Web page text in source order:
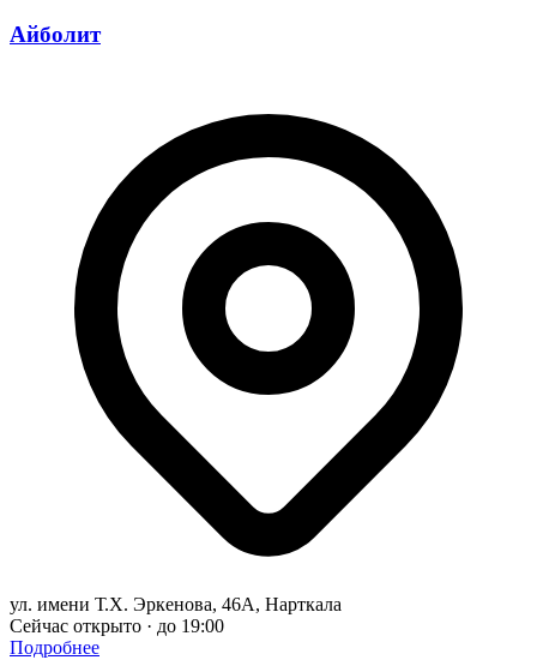
Айболит
ул. имени Т.Х. Эркенова, 46А, Нарткала
Сейчас открыто · до 19:00
Подробнее